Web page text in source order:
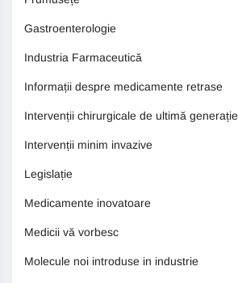
Gastroenterologie
Industria Farmaceutică
Informații despre medicamente retrase
Intervenții chirurgicale de ultimă generație
Intervenții minim invazive
Legislație
Medicamente inovatoare
Medicii vă vorbesc
Molecule noi introduse in industrie